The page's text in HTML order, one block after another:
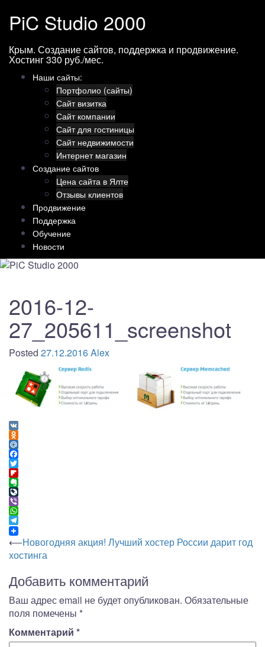
содержимому
PiC Studio 2000
Крым. Создание сайтов, поддержка и продвижение.
Хостинг 330 руб./мес.
Наши сайты:
Портфолио (сайты)
Сайт визитка
Сайт компании
Сайт для гостиницы
Сайт недвижимости
Интернет магазин
Создание сайтов
Цена сайта в Ялте
Отзывы клиентов
Продвижение
Поддержка
Обучение
Новости
2016-12-
27_205611_screenshot
Posted 27.12.2016Alex
VK
Odnoklassniki
Mail.Ru
Facebook
Twitter
Flipboard
Evernote
LiveJournal
Viber
WhatsApp
Telegram
Навигация
по
записям
⟵Новогодняя акция! Лучший хостер России дарит год
хостинга
Добавить комментарий
Ваш адрес email не будет опубликован. Обязательные
поля помечены *
Комментарий *